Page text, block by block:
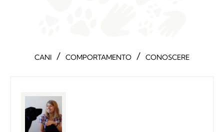
CANI / COMPORTAMENTO / CONOSCERE